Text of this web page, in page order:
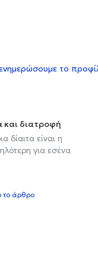
το
και διατροφή
δίαιτα είναι η
για εσένα
το άρθρο